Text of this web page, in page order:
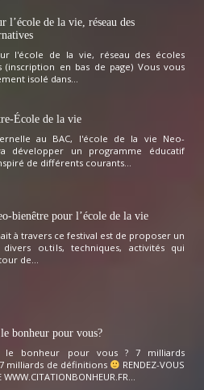
l’école de la vie, réseau des
l'école de la vie, réseau des écoles
(inscription en bas de page) Vous vous
isolé dans...
École de la vie
au BAC, l'école de la vie Neo-
développer un programme éducatif
de différents courants...
bienêtre pour l’école de la vie
à travers ce festival est de proposer un
outils, techniques, activités qui
de...
bonheur pour vous?
le bonheur pour vous ? 7 milliards
milliards de définitions
RENDEZ-VOUS
WWW.CITATIONBONHEUR.FR...